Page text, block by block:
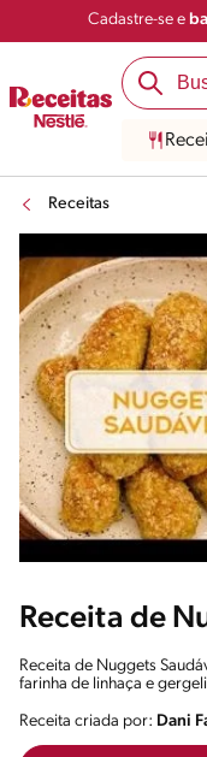
Cadastre-se e
Receitas
Salvar
Receita de
Receita de Nuggets
farinha de linhaça e
Receita criada por: Dani